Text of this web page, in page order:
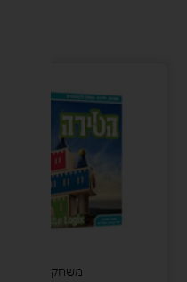
משחקי חשיבה